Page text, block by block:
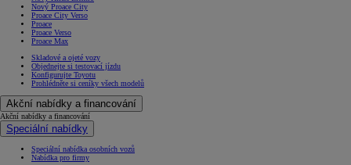
Nový Proace City
Proace City Verso
Proace
Proace Verso
Proace Max
Skladové a ojeté vozy
Objednejte si testovací jízdu
Konfigurujte Toyotu
Prohlédněte si ceníky všech modelů
Akční nabídky a financování
Akční nabídky a financování
Speciální nabídky
Speciální nabídka osobních vozů
Nabídka pro firmy